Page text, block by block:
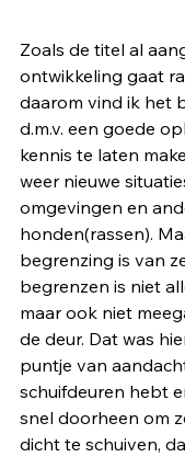
Zoals de titel al
ontwikkeling gaat
daarom vind ik het
d.m.v. een goede
kennis te laten
weer nieuwe
omgevingen en
honden(rassen).
begrenzing is van
begrenzen is niet
maar ook niet
de deur. Dat was
puntje van
schuifdeuren hebt
snel doorheen om
dicht te schuiven,